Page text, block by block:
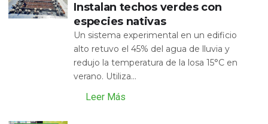
Instalan techos verdes con
especies nativas
Un sistema experimental en un edificio
alto retuvo el 45% del agua de lluvia y
redujo la temperatura de la losa 15°C en
verano. Utiliza...
Leer Más